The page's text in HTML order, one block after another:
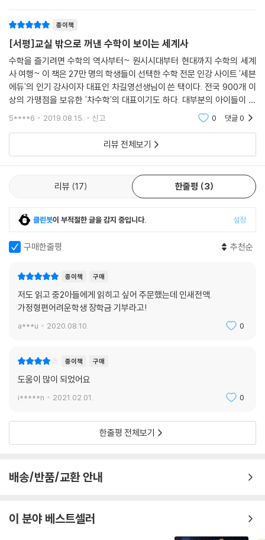
종이책
[서평]교실 밖으로 꺼낸 수학이 보이는 세계사
수학을 즐기려면 수학의 역사부터~ 원시시대부터 현대까지 수학의 세계
사 여행~ 이 책은 27만 명의 학생들이 선택한 수학 전문 인강 사이트 '세븐
에듀'의 인기 강사이자 대표인 차길영선생님이 쓴 택이다. 전국 900개 이
상의 가맹점을 보유한 '차수학'의 대표이기도 하다. 대부분의 아이들이 수
학을 그렇게 많이 좋아하지는 않는다. 이유는 어릴적부터 너무 일찍 수학
5****6 2019.08.15. 신고 0 댓글0
리뷰 전체보기
리뷰 17 한줄평 3
클린봇이 부적절한 글을 감지 중입니다. 설정
구매한줄평 추천순
종이책 구매
저도 읽고 중2아들에게 읽히고 싶어 주문했는데 인새전액.
가정형편어려운학생 장학금 기부라고!
a***u 2020.08.10. 0
종이책 구매
도움이 많이 되었어요
i*****n 2021.02.01. 0
한줄평 전체보기
배송/반품/교환 안내
이 분야 베스트셀러